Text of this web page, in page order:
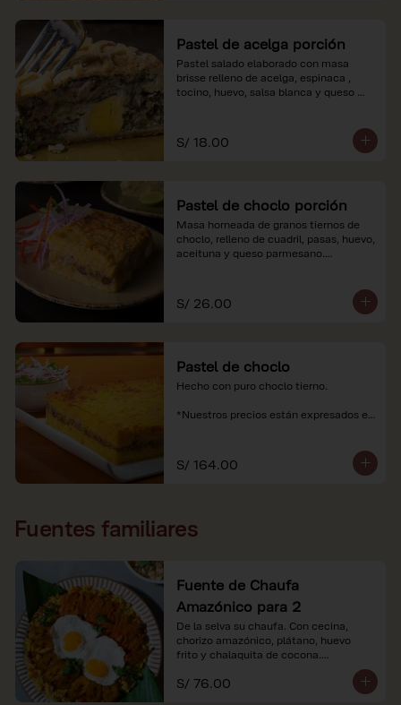
Pastel de acelga porción
Pastel salado elaborado con masa
brisse relleno de acelga, espinaca ,
tocino, huevo, salsa blanca y queso
*Nuestros precios están expresados en
soles e incluyen impuestos de ley y
S/ 18.00
Pastel de choclo porción
Masa horneada de granos tiernos de
choclo, relleno de cuadril, pasas, huevo,
aceituna y queso parmesano.
soles e incluyen impuestos de ley y
recargo al consumo.
S/ 26.00
Pastel de choclo
Hecho con puro choclo tierno.
*Nuestros precios están expresados en
S/ 164.00
Fuentes familiares
Fuente de Chaufa
Amazónico para 2
De la selva su chaufa. Con cecina,
chorizo amazónico, plátano, huevo
frito y chalaquita de cocona.
*Imágenes referenciales.
*Nuestros precios están expresados en
S/ 76.00